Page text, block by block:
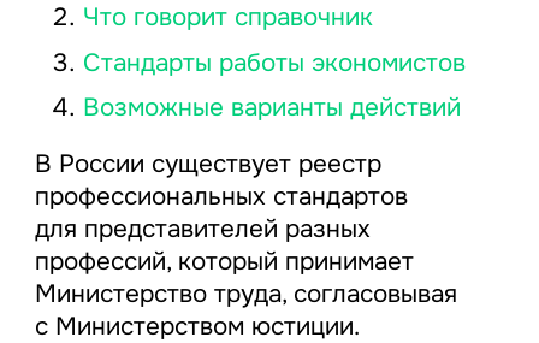
Что говорит справочник
Стандарты работы экономистов
Возможные варианты действий
В России существует реестр
профессиональных стандартов
для представителей разных
профессий, который принимает
Министерство труда, согласовывая
с Министерством юстиции.